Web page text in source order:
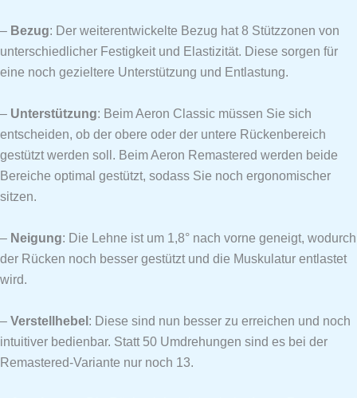
– Bezug: Der weiterentwickelte Bezug hat 8 Stützzonen von
unterschiedlicher Festigkeit und Elastizität. Diese sorgen für
eine noch gezieltere Unterstützung und Entlastung.
– Unterstützung: Beim Aeron Classic müssen Sie sich
entscheiden, ob der obere oder der untere Rückenbereich
gestützt werden soll. Beim Aeron Remastered werden beide
Bereiche optimal gestützt, sodass Sie noch ergonomischer
sitzen.
– Neigung: Die Lehne ist um 1,8° nach vorne geneigt, wodurch
der Rücken noch besser gestützt und die Muskulatur entlastet
wird.
– Verstellhebel: Diese sind nun besser zu erreichen und noch
intuitiver bedienbar. Statt 50 Umdrehungen sind es bei der
Remastered-Variante nur noch 13.